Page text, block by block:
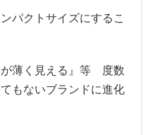
パクトサイズにするこ
が薄く見える』等 度数
もないブランドに進化